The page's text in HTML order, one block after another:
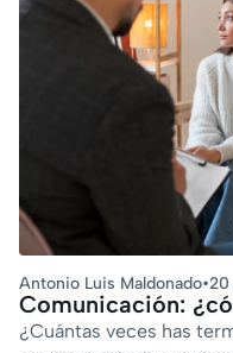
Antonio Luis Maldonado•20
Comunicación:
¿Cuántas veces has